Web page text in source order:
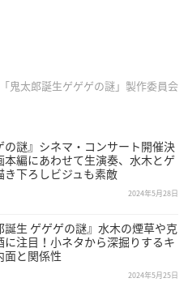
鬼太郎誕生ゲゲゲの謎」製作委員会
の謎』シネマ・コンサート開催決
本編にあわせて生演奏、水木とゲ
き下ろしビジュも素敵
2024年5月28日
誕生 ゲゲゲの謎』水木の煙草や克
に注目！小ネタから深掘りするキ
面と関係性
2024年5月25日